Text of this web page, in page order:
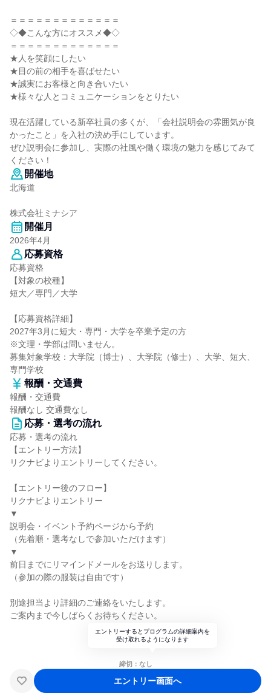
＝＝＝＝＝＝＝＝＝＝＝＝＝
◇◆こんな方にオススメ◆◇
＝＝＝＝＝＝＝＝＝＝＝＝＝
★人を笑顔にしたい
★目の前の相手を喜ばせたい
★誠実にお客様と向き合いたい
★様々な人とコミュニケーションをとりたい
現在活躍している新卒社員の多くが、「会社説明会の雰囲気が良
かったこと」を入社の決め手にしています。
ぜひ説明会に参加し、実際の社風や働く環境の魅力を感じてみて
ください！
開催地
北海道
株式会社ミナシア
開催月
2026年4月
応募資格
応募資格
【対象の校種】
短大／専門／大学
【応募資格詳細】
2027年3月に短大・専門・大学を卒業予定の方
※文理・学部は問いません。
募集対象学校：大学院（博士）、大学院（修士）、大学、短大、
専門学校
報酬・交通費
報酬・交通費
報酬なし 交通費なし
応募・選考の流れ
応募・選考の流れ
【エントリー方法】
リクナビよりエントリーしてください。
【エントリー後のフロー】
リクナビよりエントリー
▼
説明会・イベント予約ページから予約
（先着順・選考なしで参加いただけます）
▼
前日までにリマインドメールをお送りします。
（参加の際の服装は自由です）
別途担当より詳細のご連絡をいたします。
ご案内まで今しばらくお待ちください。
エントリーするとプログラムの詳細案内を
受け取れるようになります
締切：なし
エントリー画面へ